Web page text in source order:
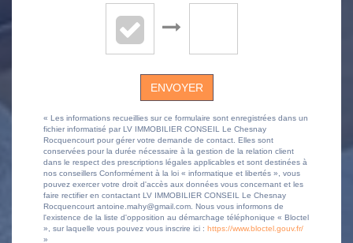
ENVOYER
« Les informations recueillies sur ce formulaire sont enregistrées dans un
fichier informatisé par LV IMMOBILIER CONSEIL Le Chesnay
Rocquencourt pour gérer votre demande de contact. Elles sont
conservées pour la durée nécessaire à la gestion de la relation client
dans le respect des prescriptions légales applicables et sont destinées à
nos conseillers Conformément à la loi « informatique et libertés », vous
pouvez exercer votre droit d'accès aux données vous concernant et les
faire rectifier en contactant LV IMMOBILIER CONSEIL Le Chesnay
Rocquencourt antoine.mahy@gmail.com. Nous vous informons de
l'existence de la liste d'opposition au démarchage téléphonique « Bloctel
», sur laquelle vous pouvez vous inscrire ici : https://www.bloctel.gouv.fr/
»